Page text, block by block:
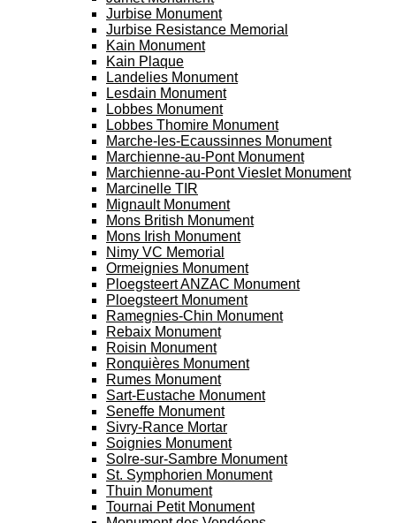
Jurbise Monument
Jurbise Resistance Memorial
Kain Monument
Kain Plaque
Landelies Monument
Lesdain Monument
Lobbes Monument
Lobbes Thomire Monument
Marche-les-Ecaussinnes Monument
Marchienne-au-Pont Monument
Marchienne-au-Pont Vieslet Monument
Marcinelle TIR
Mignault Monument
Mons British Monument
Mons Irish Monument
Nimy VC Memorial
Ormeignies Monument
Ploegsteert ANZAC Monument
Ploegsteert Monument
Ramegnies-Chin Monument
Rebaix Monument
Roisin Monument
Ronquières Monument
Rumes Monument
Sart-Eustache Monument
Seneffe Monument
Sivry-Rance Mortar
Soignies Monument
Solre-sur-Sambre Monument
St. Symphorien Monument
Thuin Monument
Tournai Petit Monument